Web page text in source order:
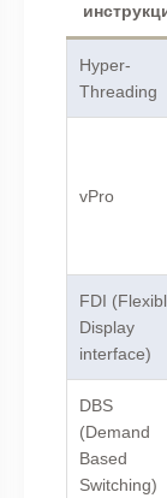
Hyper-
Threading
vPro
FDI
Display
interface)
DBS
(Demand
Based
Switching)